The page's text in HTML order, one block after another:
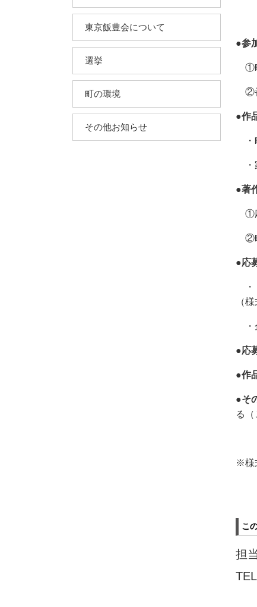
東京飯豊会について
選挙
町の環境
その他お知らせ
●参
①
②
●作
・
・
●著
①
②
●応
・
（
・
●応
●作
●そ
る
※様
こ
担